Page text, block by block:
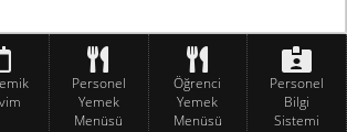
Personel
Yemek
Menüsü
Öğrenci
Yemek
Menüsü
Personel
Bilgi
Sistemi